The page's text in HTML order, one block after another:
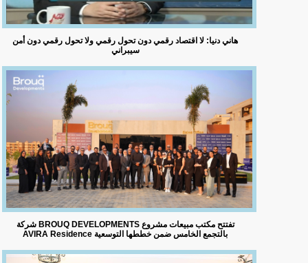
هاني دنيا: لا اقتصاد رقمي دون تحول رقمي ولا تحول رقمي دون أمن
سيبراني
شركة BROUQ DEVELOPMENTS تفتتح مكتب مبيعات مشروع
AVIRA Residence بالتجمع الخامس ضمن خططها التوسعية